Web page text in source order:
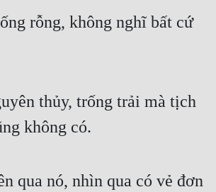
rỗng, không nghĩ bất cứ
thủy, trống trải mà tịch
không có.
qua nó, nhìn qua có vẻ đơn